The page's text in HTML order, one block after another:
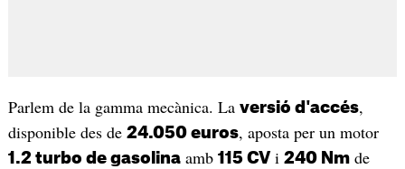
Parlem de la gamma mecànica. La versió d'accés,
disponible des de 24.050 euros, aposta per un motor
1.2 turbo de gasolinaamb 115 CVi 240 Nmde